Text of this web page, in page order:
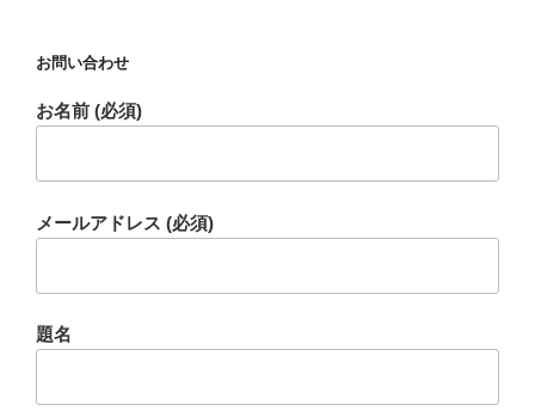
お問い合わせ
お名前 (必須)
メールアドレス (必須)
題名